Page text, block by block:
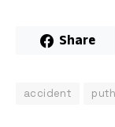
Share
accident